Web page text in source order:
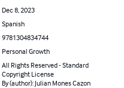
Dec 8, 2023
Spanish
9781304834744
Personal Growth
All Rights Reserved - Standard
Copyright License
By (author): Julian Mones Cazon